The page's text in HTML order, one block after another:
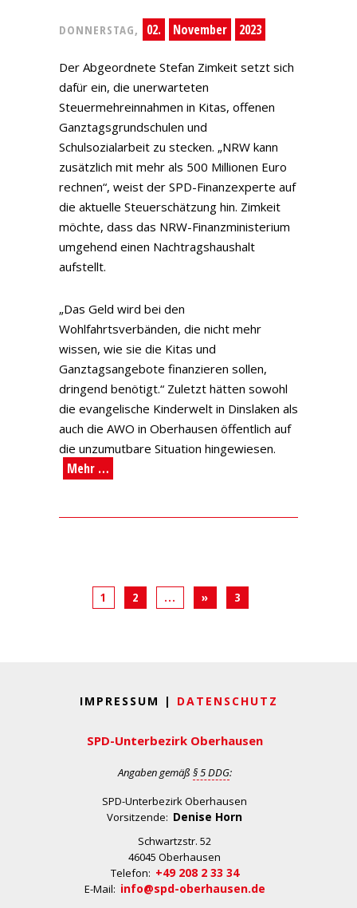
DONNERSTAG, 02. November 2023
Der Abgeordnete Stefan Zimkeit setzt sich
dafür ein, die unerwarteten
Steuermehreinnahmen in Kitas, offenen
Ganztagsgrundschulen und
Schulsozialarbeit zu stecken. „NRW kann
zusätzlich mit mehr als 500 Millionen Euro
rechnen“, weist der SPD-Finanzexperte auf
die aktuelle Steuerschätzung hin. Zimkeit
möchte, dass das NRW-Finanzministerium
umgehend einen Nachtragshaushalt
aufstellt.
„Das Geld wird bei den
Wohlfahrtsverbänden, die nicht mehr
wissen, wie sie die Kitas und
Ganztagsangebote finanzieren sollen,
dringend benötigt.“ Zuletzt hätten sowohl
die evangelische Kinderwelt in Dinslaken als
auch die AWO in Oberhausen öffentlich auf
die unzumutbare Situation hingewiesen.
Mehr …
1 2 ... » 3
IMPRESSUM | DATENSCHUTZ
SPD-Unterbezirk Oberhausen
Angaben gemäß § 5 DDG:
SPD-Unterbezirk Oberhausen
Vorsitzende: Denise Horn
Schwartzstr. 52
46045 Oberhausen
Telefon: +49 208 2 33 34
E-Mail: info@spd-oberhausen.de